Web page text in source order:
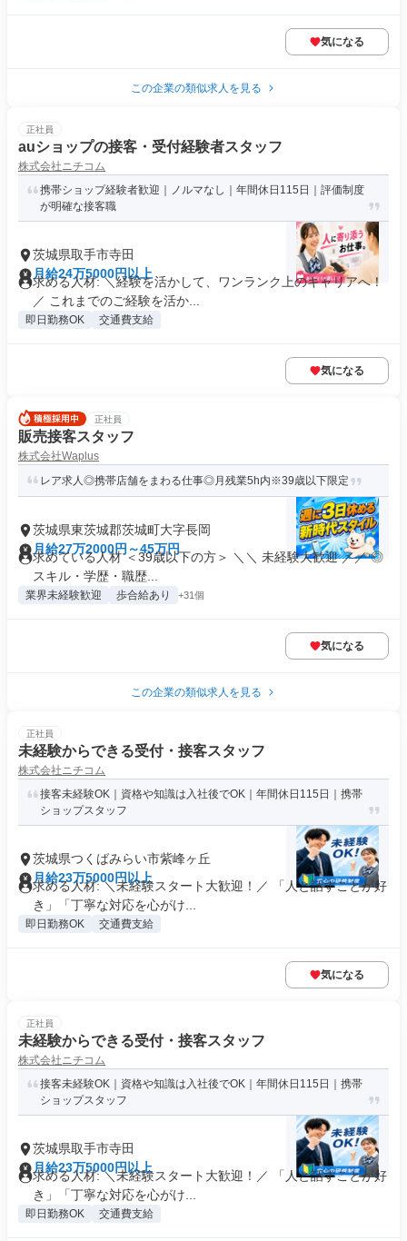
気になる
この企業の類似求人を見る
正社員
auショップの接客・受付経験者スタッフ
株式会社ニチコム
携帯ショップ経験者歓迎｜ノルマなし｜年間休日115日｜評価制度
が明確な接客職
茨城県取手市寺田
月給24万5000円以上
求める人材: ＼経験を活かして、ワンランク上のキャリアへ！
／ これまでのご経験を活か...
即日勤務OK 交通費支給
気になる
正社員
販売接客スタッフ
株式会社Waplus
レア求人◎携帯店舗をまわる仕事◎月残業5h内※39歳以下限定
茨城県東茨城郡茨城町大字長岡
月給27万2000円～45万円
求めている人材 ＜39歳以下の方＞ ＼＼ 未経験大歓迎 ／／ ◎
スキル・学歴・職歴...
業界未経験歓迎 歩合給あり +31個
気になる
この企業の類似求人を見る
正社員
未経験からできる受付・接客スタッフ
株式会社ニチコム
接客未経験OK｜資格や知識は入社後でOK｜年間休日115日｜携帯
ショップスタッフ
茨城県つくばみらい市紫峰ヶ丘
月給23万5000円以上
求める人材: ＼未経験スタート大歓迎！／ 「人と話すことが好
き」「丁寧な対応を心がけ...
即日勤務OK 交通費支給
気になる
正社員
未経験からできる受付・接客スタッフ
株式会社ニチコム
接客未経験OK｜資格や知識は入社後でOK｜年間休日115日｜携帯
ショップスタッフ
茨城県取手市寺田
月給23万5000円以上
求める人材: ＼未経験スタート大歓迎！／ 「人と話すことが好
き」「丁寧な対応を心がけ...
即日勤務OK 交通費支給